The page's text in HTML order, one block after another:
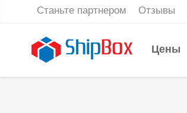
Станьте партнером Отзывы
Цены